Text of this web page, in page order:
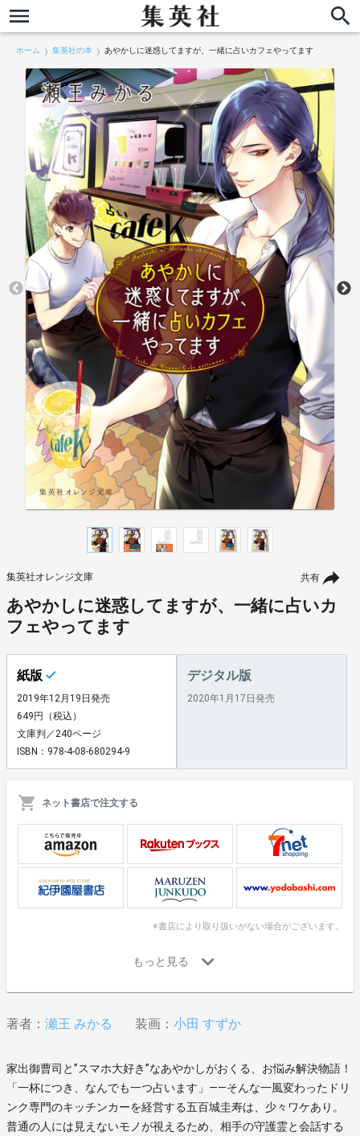
ホーム 集英社の本 あやかしに迷惑してますが、一緒に占いカフェやってます
共有
集英社オレンジ文庫
あやかしに迷惑してますが、一緒に占いカ
フェやってます
紙版
2019年12月19日発売
649円（税込）
文庫判／240ページ
ISBN：978-4-08-680294-9
デジタル版
2020年1月17日発売
ネット書店で注文する
※書店により取り扱いがない場合がございます。
著者： 瀬王 みかる 装画： 小田 すずか
家出御曹司と”スマホ大好き”なあやかしがおくる、お悩み解決物語！
「一杯につき、なんでも一つ占います」――そんな一風変わったドリ
ンク専門のキッチンカーを経営する五百城圭寿は、少々ワケあり。
普通の人には見えないモノが視えるため、相手の守護霊と会話する